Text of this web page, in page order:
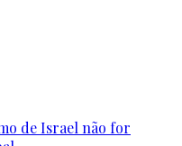
de Israel não for